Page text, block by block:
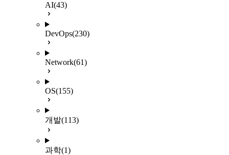
AI(43)
DevOps(230)
Network(61)
OS(155)
개발(113)
과학(1)